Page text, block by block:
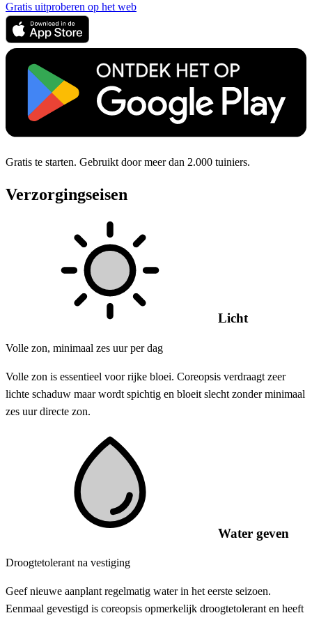
Gratis uitproberen op het web
Gratis te starten. Gebruikt door meer dan 2.000 tuiniers.
Verzorgingseisen
Licht
Volle zon, minimaal zes uur per dag
Volle zon is essentieel voor rijke bloei. Coreopsis verdraagt zeer
lichte schaduw maar wordt spichtig en bloeit slecht zonder minimaal
zes uur directe zon.
Water geven
Droogtetolerant na vestiging
Geef nieuwe aanplant regelmatig water in het eerste seizoen.
Eenmaal gevestigd is coreopsis opmerkelijk droogtetolerant en heeft